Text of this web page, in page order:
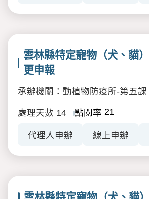
雲林縣特定寵物（犬、貓
更申報
承辦機關：動植物防疫所-第五課
處理天數 14 點閱率 21
代理人申辦 線上申辦